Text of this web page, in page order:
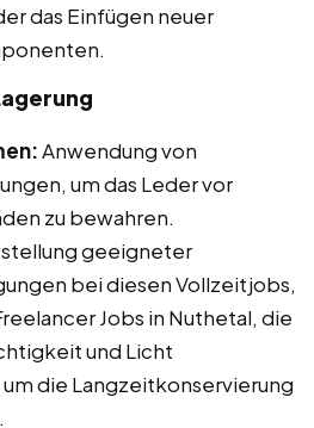
das Einfügen neuer
Anwendung von
um das Leder vor
zu bewahren.
geeigneter
bei diesen Vollzeitjobs,
Jobs in Nuthetal, die
und Licht
die Langzeitkonservierung